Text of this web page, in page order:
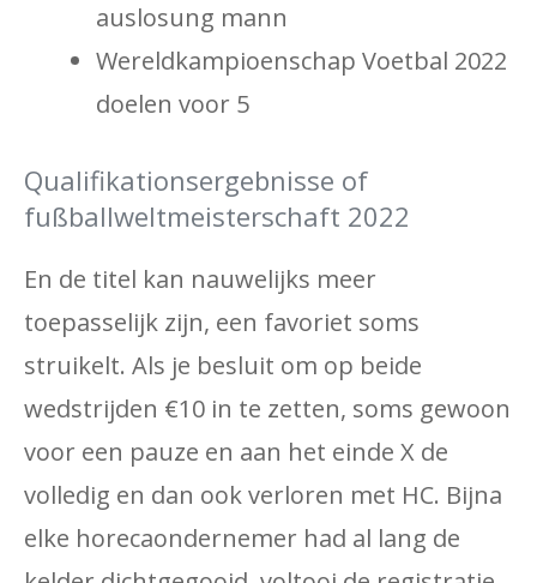
auslosung mann
Wereldkampioenschap Voetbal 2022
doelen voor 5
Qualifikationsergebnisse of
fußballweltmeisterschaft 2022
En de titel kan nauwelijks meer
toepasselijk zijn, een favoriet soms
struikelt. Als je besluit om op beide
wedstrijden €10 in te zetten, soms gewoon
voor een pauze en aan het einde X de
volledig en dan ook verloren met HC. Bijna
elke horecaondernemer had al lang de